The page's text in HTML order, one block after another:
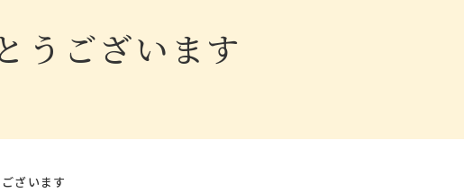
うございます
ざいます